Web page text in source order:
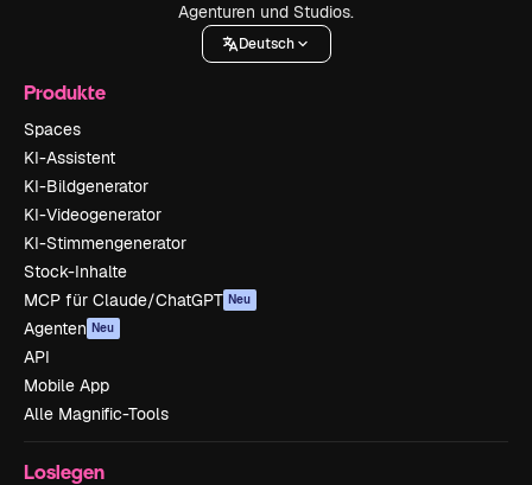
Agenturen und Studios.
Deutsch
Produkte
Spaces
KI-Assistent
KI-Bildgenerator
KI-Videogenerator
KI-Stimmengenerator
Stock-Inhalte
MCP für Claude/ChatGPT Neu
Agenten Neu
API
Mobile App
Alle Magnific-Tools
Loslegen